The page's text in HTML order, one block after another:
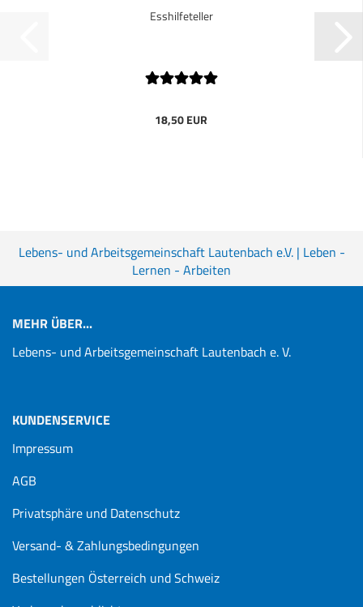
Esshilfeteller
18,50 EUR
Lebens- und Arbeitsgemeinschaft Lautenbach e.V. | Leben -
Lernen - Arbeiten
MEHR ÜBER...
Lebens- und Arbeitsgemeinschaft Lautenbach e. V.
KUNDENSERVICE
Impressum
AGB
Privatsphäre und Datenschutz
Versand- & Zahlungsbedingungen
Bestellungen Österreich und Schweiz